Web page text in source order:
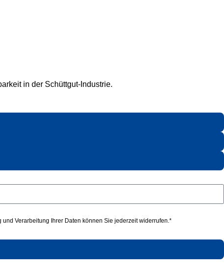
in der Schüttgut-Industrie.
Verarbeitung Ihrer Daten können Sie jederzeit widerrufen.*